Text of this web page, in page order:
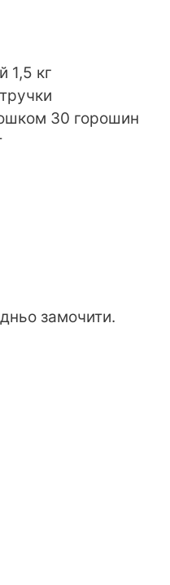
1,5 кг
30 горошин
замочити.